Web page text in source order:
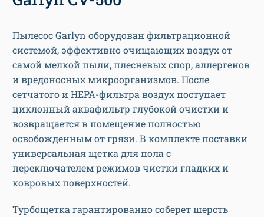
Пылесос Garlyn оборудован фильтрационной
системой, эффективно очищающих воздух от
самой мелкой пыли, плесневых спор, аллергенов
и вредоносных микроорганизмов. После
сетчатого и HEPA-фильтра воздух поступает
циклонный аквафильтр глубокой очистки и
возвращается в помещение полностью
освобожденным от грязи. В комплекте поставки
универсальная щетка для пола с
переключателем режимов чистки гладких и
ковровых поверхностей.
Турбощетка гарантированно соберет шерсть